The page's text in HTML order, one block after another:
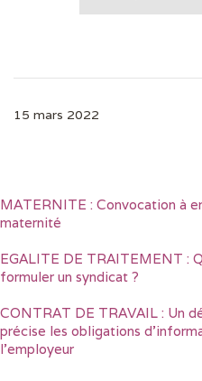
15 mars 2022
MATERNITE : Convocation à
maternité
EGALITE DE TRAITEMENT :
formuler un syndicat ?
CONTRAT DE TRAVAIL : Un
précise les obligations
l’employeur